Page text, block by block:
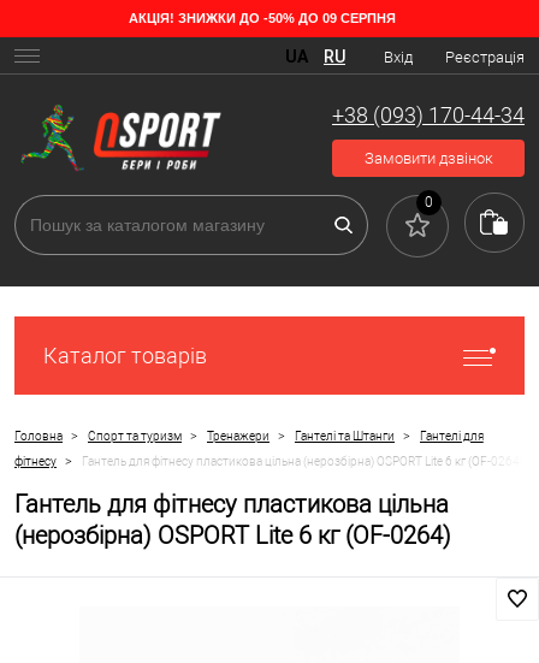
АКЦІЯ! ЗНИЖКИ ДО -50% ДО 09 СЕРПНЯ
Вхід Реєстрація
UA RU
+38 (093) 170-44-34
Замовити дзвінок
0
Каталог товарів
Головна > Спорт та туризм > Тренажери > Гантелі та Штанги >
Гантелі для
фітнесу
> Гантель для фітнесу пластикова цільна (нерозбірна) OSPORT Lite 6 кг (OF-0264)
Гантель для фітнесу пластикова цільна
(нерозбірна) OSPORT Lite 6 кг (OF-0264)